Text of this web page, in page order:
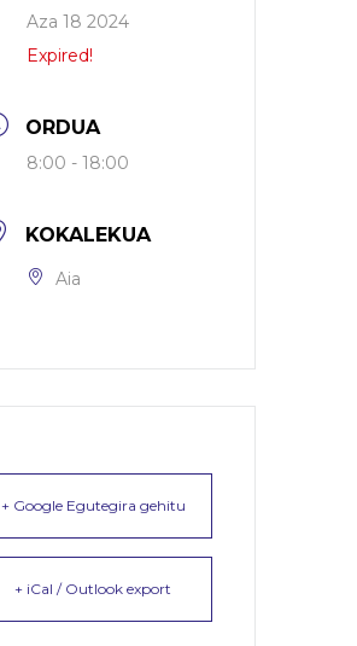
Aza 18 2024
Expired!
ORDUA
8:00 - 18:00
KOKALEKUA
Aia
+ Google Egutegira gehitu
+ iCal / Outlook export